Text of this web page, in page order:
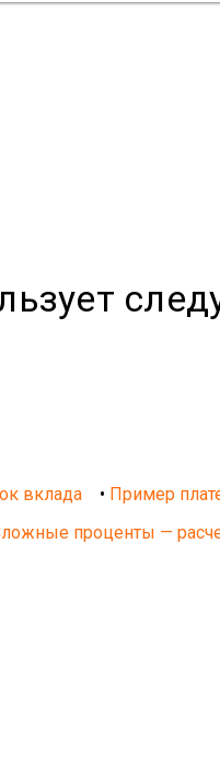
вклада • Пример
проценты —